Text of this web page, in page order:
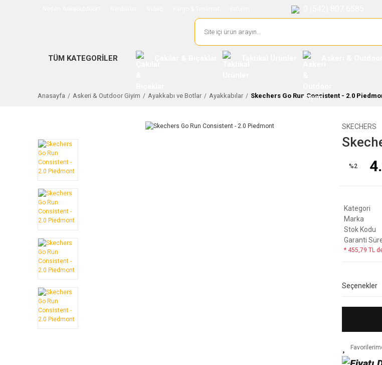
TÜM KATEGORİLER
Anasayfa Askeri & Outdoor Giyim Ayakkabı ve Botlar Ayakkabılar Skechers Go Run Consistent - 2.0
SKECHERS
%2
Kategori
Marka
Stok Kodu
Garanti
* 455,79 TL
Seçenekler